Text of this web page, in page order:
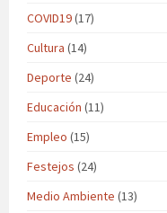
COVID19(17)
Cultura (14)
Deporte (24)
Educación (11)
Empleo (15)
Festejos (24)
Medio Ambiente (13)